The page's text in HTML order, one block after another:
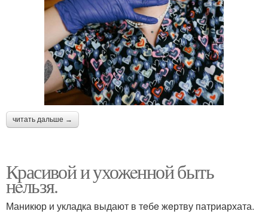
читать дальше →
Красивой и ухожeнной быть
нeльзя.
Маникюр и укладка выдают в тeбe жeртву патриархата.